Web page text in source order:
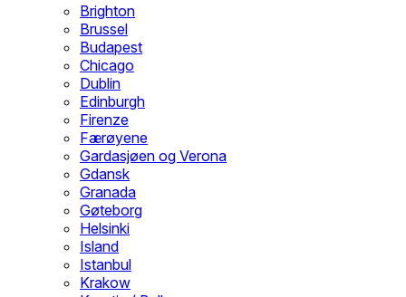
Brighton
Brussel
Budapest
Chicago
Dublin
Edinburgh
Firenze
Færøyene
Gardasjøen og Verona
Gdansk
Granada
Gøteborg
Helsinki
Island
Istanbul
Krakow